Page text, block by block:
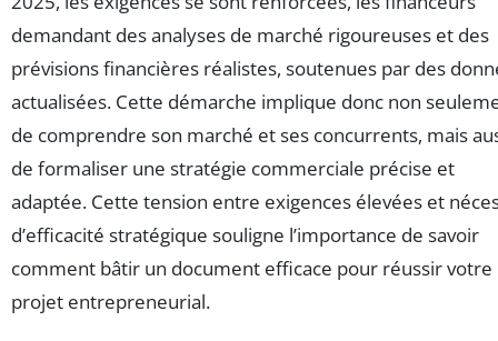
demandant des analyses de marché rigoureuses et des
prévisions financières réalistes, soutenues par des
actualisées. Cette démarche implique donc non
de comprendre son marché et ses concurrents, mais
de formaliser une stratégie commerciale précise et
adaptée. Cette tension entre exigences élevées et
d’efficacité stratégique souligne l’importance de savoir
comment bâtir un document efficace pour réussir votre
projet entrepreneurial.